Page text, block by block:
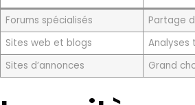
Forums spécialisés
Partage
Sites web et blogs
Analyses
Sites d’annonces
Grand